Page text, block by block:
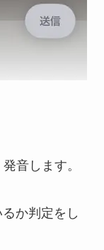
音します。
か判定をし